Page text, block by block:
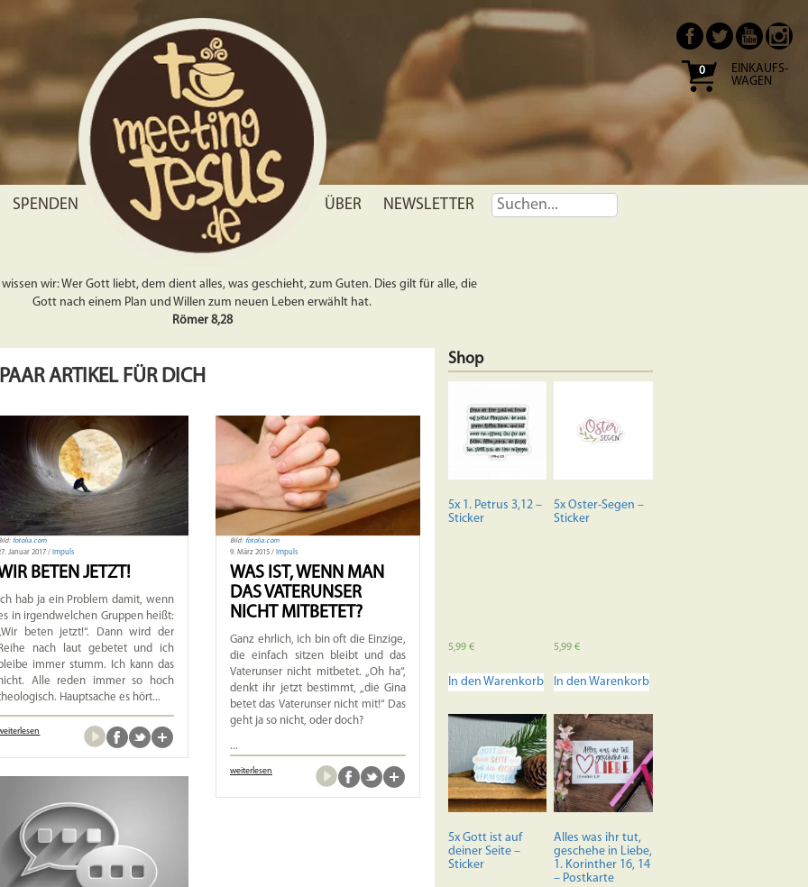
0
EINKAUFS-
WAGEN
SPENDEN ÜBER NEWSLETTER
wir: Wer Gott liebt, dem dient alles, was geschieht, zum Guten. Dies gilt für alle, die
Gott nach einem Plan und Willen zum neuen Leben erwählt hat.
Römer 8,28
ARTIKEL FÜR DICH
fotolia.com
Januar 2017 /
Impuls
BETEN JETZT!
hab ja ein Problem damit, wenn
in irgendwelchen Gruppen heißt:
beten jetzt!“. Dann wird der
nach laut gebetet und ich
immer stumm. Ich kann das
Alle reden immer so hoch
Hauptsache es hört...
Bild: fotolia.com
9. März 2015 /
Impuls
WAS IST, WENN MAN
DAS VATERUNSER
NICHT MITBETET?
Ganz ehrlich, ich bin oft die Einzige,
die einfach sitzen bleibt und das
Vaterunser nicht mitbetet. „Oh ha“,
denkt ihr jetzt bestimmt, „die Gina
betet das Vaterunser nicht mit!“ Das
geht ja so nicht, oder doch?
...
weiterlesen
Shop
5x 1. Petrus 3,12 –
Sticker
5,99 €
In den Warenkorb
5x Oster-Segen –
Sticker
5,99€
In den Warenkorb
5x Gott ist auf
deiner Seite –
Sticker
Alles was ihr tut,
geschehe in Liebe,
1. Korinther 16, 14
– Postkarte